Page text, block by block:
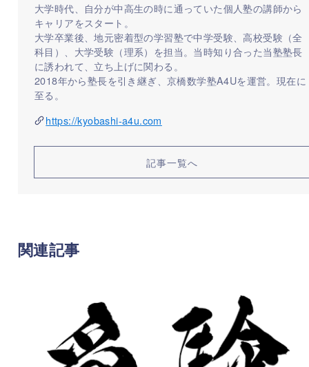
大学時代、自分が中高生の時に通っていた個人塾の講師から
キャリアをスタート。
大学卒業後、地元密着型の学習塾で中学受験、高校受験（全
科目）、大学受験（理系）を担当。当時知り合った当塾塾長
に誘われて、立ち上げに関わる。
2018年から塾長を引き継ぎ、京橋数学塾A4Uを運営。現在に
至る。
https://kyobashi-a4u.com
記事一覧へ
関連記事